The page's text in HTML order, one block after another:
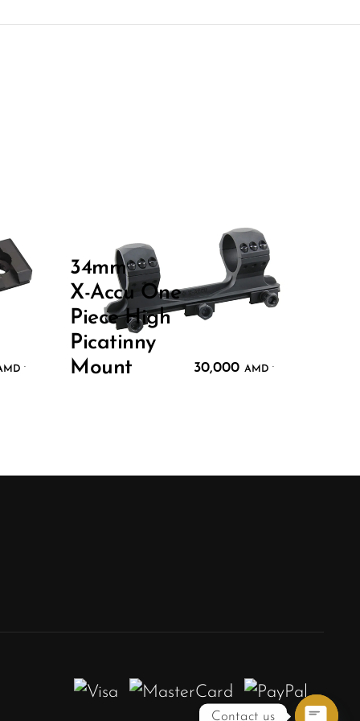
.
34mm
X-Accu One
Piece High
Picatinny
Mount
30,000 AMD .
Contact us